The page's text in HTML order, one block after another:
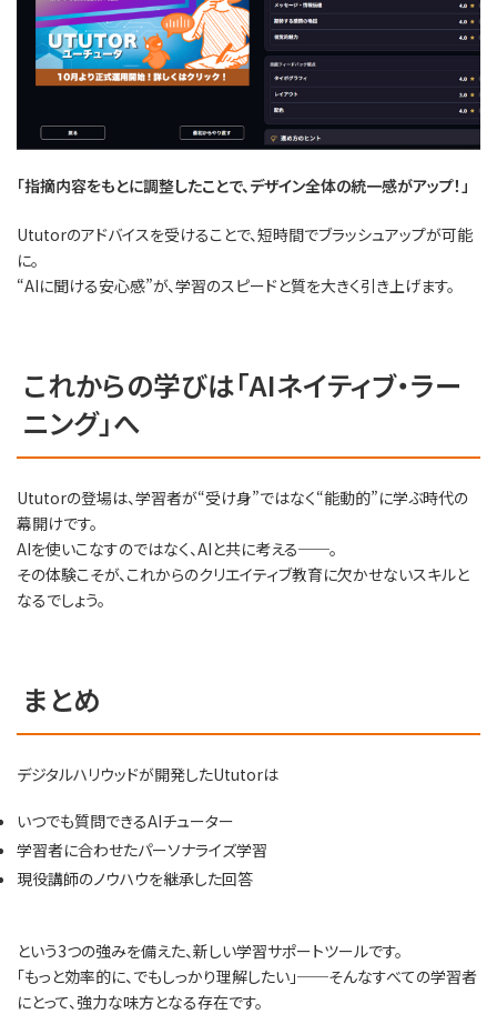
「指摘内容をもとに調整したことで、デザイン全体の統一感がアップ！」
Ututorのアドバイスを受けることで、短時間でブラッシュアップが可能
に。
“AIに聞ける安心感”が、学習のスピードと質を大きく引き上げます。
これからの学びは「AIネイティブ・ラー
ニング」へ
Ututorの登場は、学習者が“受け身”ではなく“能動的”に学ぶ時代の
幕開けです。
AIを使いこなすのではなく、AIと共に考える──。
その体験こそが、これからのクリエイティブ教育に欠かせないスキルと
なるでしょう。
まとめ
デジタルハリウッドが開発したUtutorは
いつでも質問できるAIチューター
学習者に合わせたパーソナライズ学習
現役講師のノウハウを継承した回答
という3つの強みを備えた、新しい学習サポートツールです。
「もっと効率的に、でもしっかり理解したい」──そんなすべての学習者
にとって、強力な味方となる存在です。